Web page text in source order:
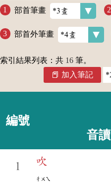
部首筆畫
部首外筆畫
索引結果列表：共 16 筆。
加入筆記
編號
音讀
1 吹
ㄔㄨㄟ